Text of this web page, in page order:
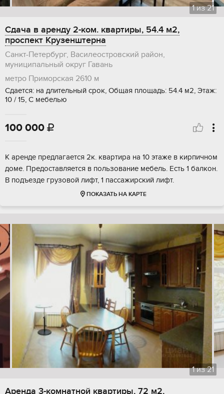
1из21
Сдача в аренду 2-ком. квартиры, 54.4 м2,
проспект Крузенштерна
Санкт-Петербург, Василеостровский район,
муниципальный округ Гавань
метро Приморская 2610 м
Сдается: на длительный срок, Общая площадь: 54.4 м2, Этаж:
10 / 15, С мебелью
100 000 
К аренде предлагается 2к. квартира на 10 этаже в кирпичном
доме. Предоставляется в пользование мебель. Есть 1 балкон.
В подъезде грузовой лифт, 1 пассажирский лифт.
ПОКАЗАТЬ НА КАРТЕ
1из21
Аренда 3-комнатной квартиры, 72 м2,